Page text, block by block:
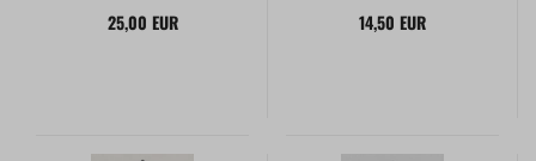
25,00 EUR 14,50 EUR